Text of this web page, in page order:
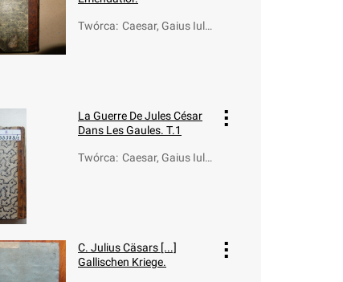
Twórca: Caesar, Gaius Iuli
La Guerre De Jules César
Dans Les Gaules. T.1
Twórca: Caesar, Gaius Iuli
C. Julius Cäsars [...]
Gallischen Kriege.